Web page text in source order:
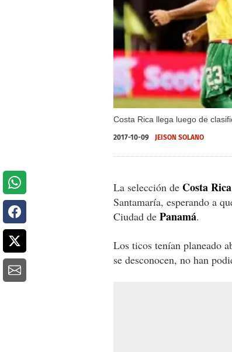
Costa Rica llega luego de
2017-10-09 JEISON SOLANO
La selección de Costa Rica
Santamaría, esperando a
Ciudad de Panamá.
Los ticos tenían planeado
se desconocen, no han